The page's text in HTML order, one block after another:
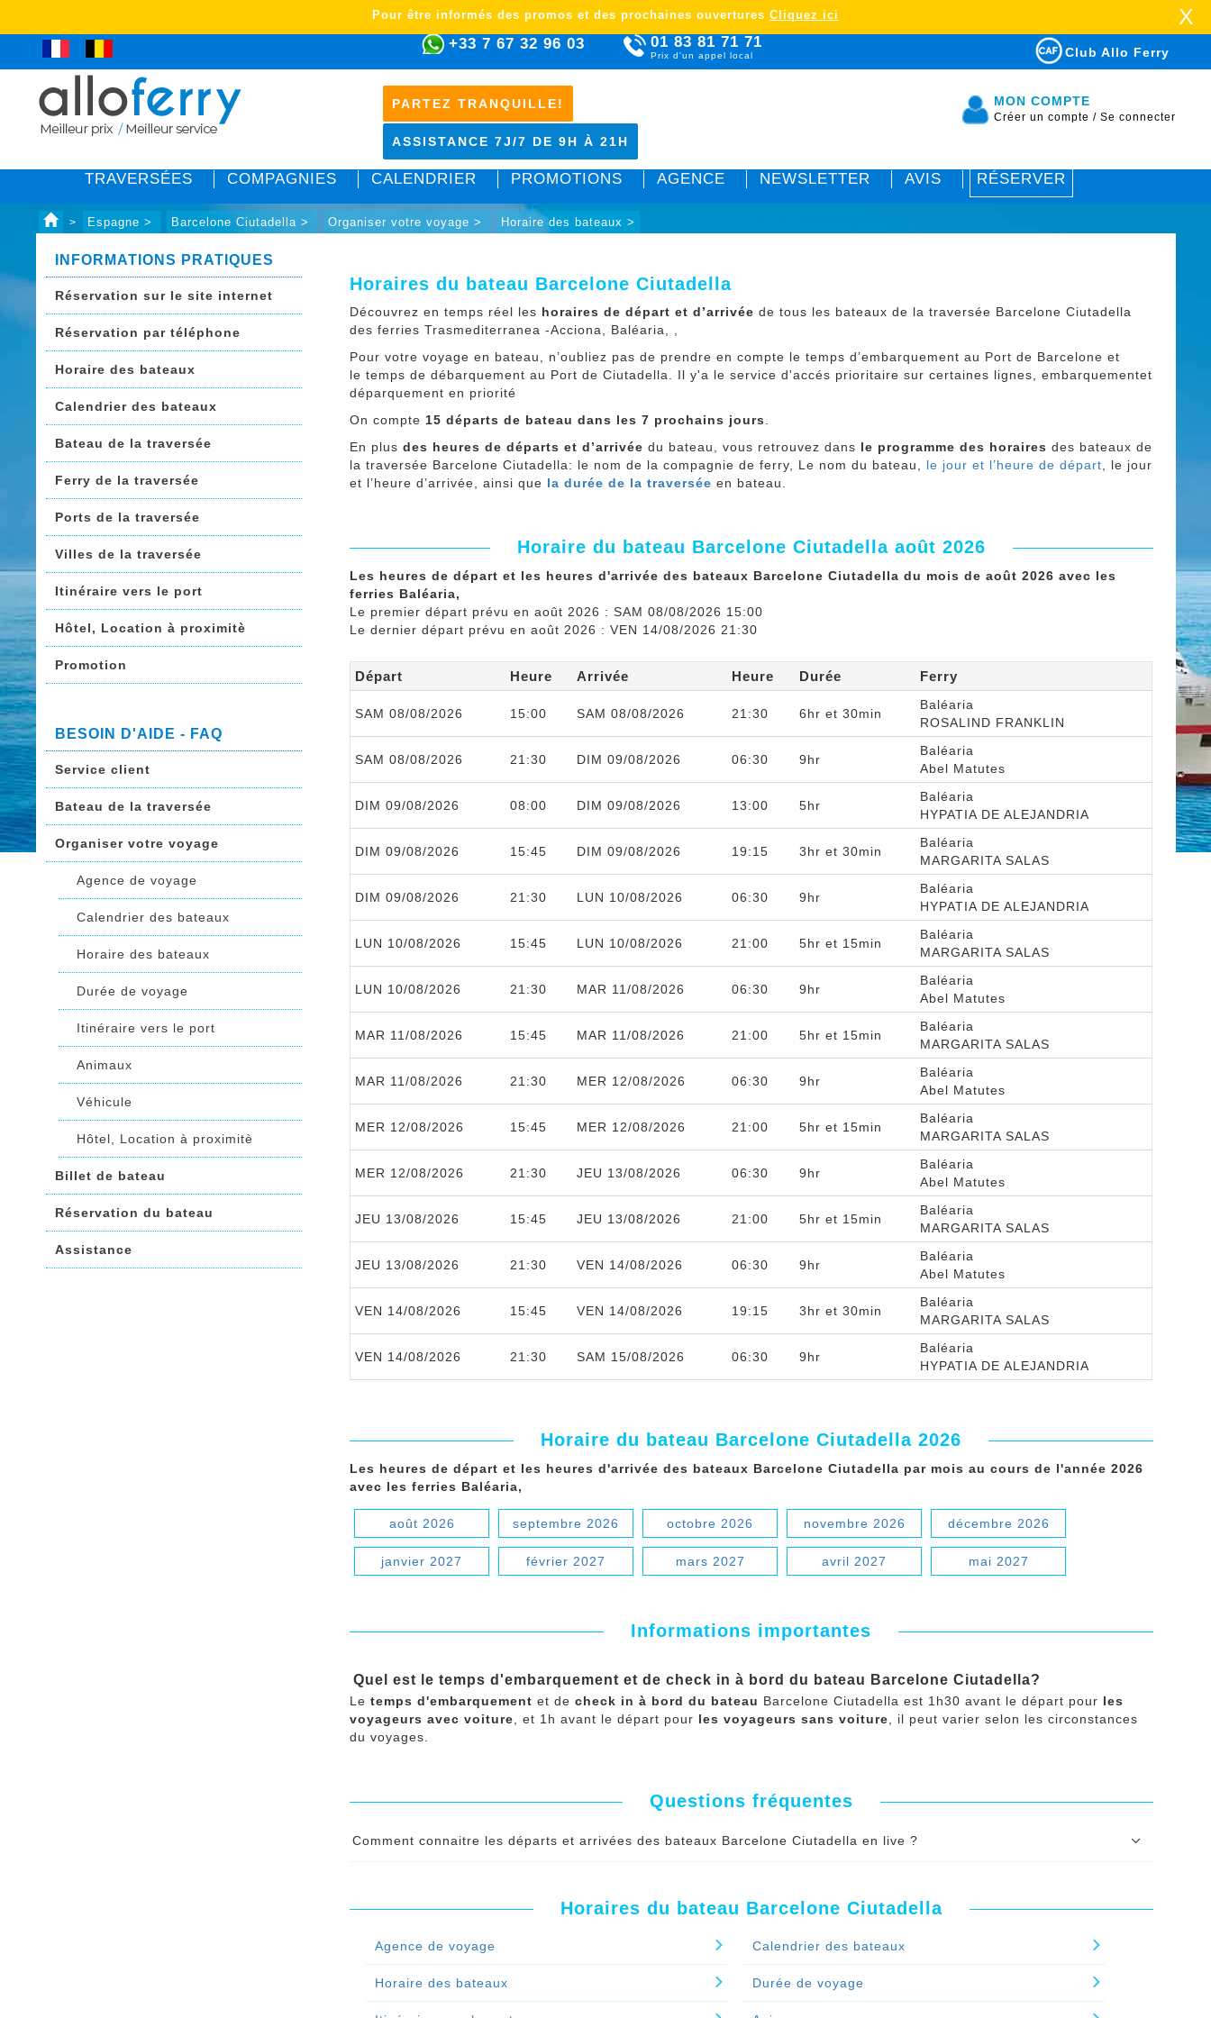
+33 7 67 32 96 03 01 83 81 71 71
Prix d'un appel local Club Allo Ferry
PARTEZ TRANQUILLE!
ASSISTANCE 7J/7 DE 9H À 21H
MON COMPTE
Créer un compte / Se connecter
TRAVERSÉES COMPAGNIES CALENDRIER PROMOTIONS AGENCE NEWSLETTER AVIS RÉSERVER
Pour être informés des promos et des prochaines ouvertures Cliquez ici X
> Espagne > Barcelone Ciutadella > Organiser votre voyage > Horaire des bateaux >
INFORMATIONS PRATIQUES
Réservation sur le site internet
Réservation par téléphone
Horaire des bateaux
Calendrier des bateaux
Bateau de la traversée
Ferry de la traversée
Ports de la traversée
Villes de la traversée
Itinéraire vers le port
Hôtel, Location à proximitè
Promotion
BESOIN D'AIDE - FAQ
Service client
Bateau de la traversée
Organiser votre voyage
Agence de voyage
Calendrier des bateaux
Horaire des bateaux
Durée de voyage
Itinéraire vers le port
Animaux
Véhicule
Hôtel, Location à proximitè
Billet de bateau
Réservation du bateau
Assistance
Horaires du bateau Barcelone Ciutadella
Découvrez en temps réel les horaires de départ et d’arrivée de tous les bateaux de la traversée Barcelone Ciutadella
des ferries Trasmediterranea -Acciona, Baléaria, ,
Pour votre voyage en bateau, n’oubliez pas de prendre en compte le temps d’embarquement au Port de Barcelone et
le temps de débarquement au Port de Ciutadella. Il y'a le service d'accés prioritaire sur certaines lignes, embarquementet
déparquement en priorité
On compte 15 départs de bateau dans les 7 prochains jours
En plusdes heures de départs et d’arrivée du bateau, vous retrouvez dans le programme des horairesdes bateaux de
la traversée Barcelone Ciutadella: le nom de la compagnie de ferry, Le nom du bateau, le jour et l’heure de départ , le jour
et l’heure d’arrivée, ainsi que la durée de la traversée en bateau.
Horaire du bateau Barcelone Ciutadella août 2026
Les heures de départ et les heures d'arrivée des bateaux Barcelone Ciutadella du mois de août 2026 avec les
ferries Baléaria,
Le premier départ prévu en août 2026 : SAM 08/08/2026 15:00
Le dernier départ prévu en août 2026 : VEN 14/08/2026 21:30
Départ Heure Arrivée Heure Durée Ferry
SAM 08/08/2026 15:00 SAM 08/08/2026 21:30 6hr et 30min
Baléaria
ROSALIND FRANKLIN
SAM 08/08/2026 21:30 DIM 09/08/2026 06:30 9hr
Baléaria
Abel Matutes
DIM 09/08/2026 08:00 DIM 09/08/2026 13:00 5hr
Baléaria
HYPATIA DE ALEJANDRIA
DIM 09/08/2026 15:45 DIM 09/08/2026 19:15 3hr et 30min
Baléaria
MARGARITA SALAS
DIM 09/08/2026 21:30 LUN 10/08/2026 06:30 9hr
Baléaria
HYPATIA DE ALEJANDRIA
LUN 10/08/2026 15:45 LUN 10/08/2026 21:00 5hr et 15min
Baléaria
MARGARITA SALAS
LUN 10/08/2026 21:30 MAR 11/08/2026 06:30 9hr
Baléaria
Abel Matutes
MAR 11/08/2026 15:45 MAR 11/08/2026 21:00 5hr et 15min
Baléaria
MARGARITA SALAS
MAR 11/08/2026 21:30 MER 12/08/2026 06:30 9hr
Baléaria
Abel Matutes
MER 12/08/2026 15:45 MER 12/08/2026 21:00 5hr et 15min
Baléaria
MARGARITA SALAS
MER 12/08/2026 21:30 JEU 13/08/2026 06:30 9hr
Baléaria
Abel Matutes
JEU 13/08/2026 15:45 JEU 13/08/2026 21:00 5hr et 15min
Baléaria
MARGARITA SALAS
JEU 13/08/2026 21:30 VEN 14/08/2026 06:30 9hr
Baléaria
Abel Matutes
VEN 14/08/2026 15:45 VEN 14/08/2026 19:15 3hr et 30min
Baléaria
MARGARITA SALAS
VEN 14/08/2026 21:30 SAM 15/08/2026 06:30 9hr
Baléaria
HYPATIA DE ALEJANDRIA
Horaire du bateau Barcelone Ciutadella 2026
Les heures de départ et les heures d'arrivée des bateaux Barcelone Ciutadella par mois au cours de l'année 2026
avec les ferries Baléaria,
août 2026 septembre 2026 octobre 2026 novembre 2026 décembre 2026
janvier 2027 février 2027 mars 2027 avril 2027 mai 2027
Informations importantes
Quel est le temps d'embarquement et de check in à bord du bateau Barcelone Ciutadella?
Letemps d'embarquement et decheck in à bord du bateau Barcelone Ciutadella est 1h30 avant le départ pour les
voyageurs avec voiture , et 1h avant le départ pour les voyageurs sans voiture , il peut varier selon les circonstances
du voyages.
Questions fréquentes
Comment connaitre les départs et arrivées des bateaux Barcelone Ciutadella en live ?
Les heures de départs et les heures d'arrivées des bateaux Barcelone Ciutadella en live sont disponibles en option payante.
Continuer le spécial 'Comment connaitre les départs et arrivées des bateaux Barcelone Ciutadella en live ?'
Horaires du bateau Barcelone Ciutadella
Agence de voyage Calendrier des bateaux
Horaire des bateaux Durée de voyage